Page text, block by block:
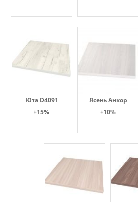
Юта D4091
+15%
Ясень Анкор
+10%